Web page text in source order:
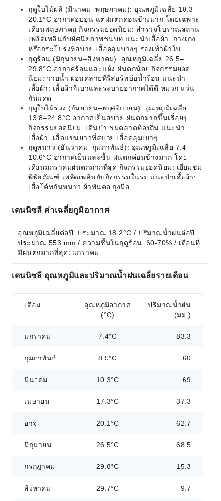
ฤดูใบไม้ผลิ (มีนาคม–พฤษภาคม): อุณหภูมิเฉลี่ย 10.3–
20.1°C อากาศอบอุ่น แต่ฝนตกค่อนข้างมาก โดยเฉพาะ
เดือนพฤษภาคม กิจกรรมยอดนิยม: สำรวจโบราณสถาน
เพลิดเพลินกับทัศนียภาพชนบท แนะนำเสื้อผ้า: กางเกง
หรือกระโปรงที่สบาย เสื้อคลุมบางๆ รองเท้าผ้าใบ
ฤดูร้อน (มิถุนายน–สิงหาคม): อุณหภูมิเฉลี่ย 26.5–
29.8°C อากาศร้อนและแห้ง ฝนตกน้อย กิจกรรมยอด
นิยม: ว่ายน้ำ ผ่อนคลายที่รีสอร์ทบ่อน้ำร้อน แนะนำ
เสื้อผ้า: เสื้อผ้าที่เบาและระบายอากาศได้ดี หมวก แว่น
กันแดด
ฤดูใบไม้ร่วง (กันยายน–พฤศจิกายน): อุณหภูมิเฉลี่ย
13.8–24.8°C อากาศเย็นสบาย ฝนตกมากขึ้นเรื่อยๆ
กิจกรรมยอดนิยม: เดินป่า ชมตลาดท้องถิ่น แนะนำ
เสื้อผ้า: เสื้อแขนยาวที่สบาย เสื้อคลุมเบาๆ
ฤดูหนาว (ธันวาคม–กุมภาพันธ์): อุณหภูมิเฉลี่ย 7.4–
10.6°C อากาศเย็นและชื้น ฝนตกค่อนข้างมาก โดย
เดือนมกราคมฝนตกมากที่สุด กิจกรรมยอดนิยม: เยี่ยมชม
พิพิธภัณฑ์ เพลิดเพลินกับกิจกรรมในร่ม แนะนำเสื้อผ้า:
เสื้อโค้ทกันหนาว ผ้าพันคอ ถุงมือ
เดนนิซลี ค่าเฉลี่ยภูมิอากาศ
อุณหภูมิเฉลี่ยต่อปี: ประมาณ 18.2°C / ปริมาณน้ำฝนต่อปี:
ประมาณ 553 mm / ความชื้นในฤดูร้อน: 60-70% / เดือนที่
มีฝนตกมากที่สุด: มกราคม
เดนนิซลี อุณหภูมิและปริมาณน้ำฝนเฉลี่ยรายเดือน
เดือน
อุณหภูมิอากาศ
(°C)
ปริมาณน้ำฝน
(มม.)
มกราคม 7.4°C 83.3
กุมภาพันธ์ 8.5°C 60
มีนาคม 10.3°C 69
เมษายน 17.3°C 37.3
อาจ 20.1°C 62.7
มิถุนายน 26.5°C 68.5
กรกฎาคม 29.8°C 15.3
สิงหาคม 29.7°C 9.7